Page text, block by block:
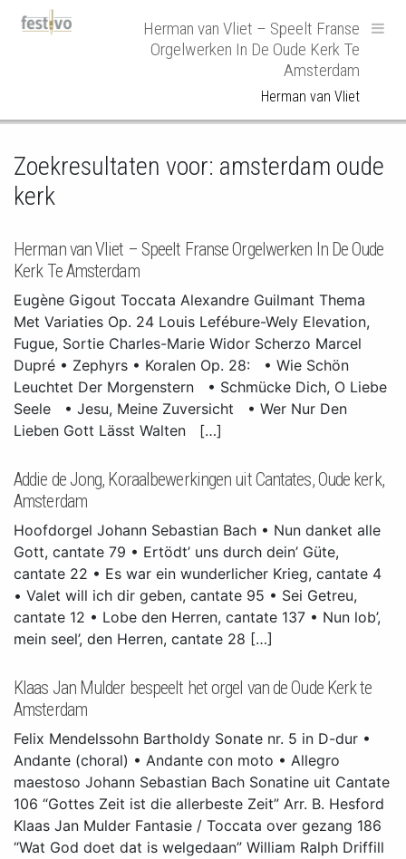
HoofdnavigatieHerman van Vliet – Speelt Franse
Orgelwerken In De Oude Kerk Te
Amsterdam
Herman van Vliet
Zoekresultaten voor: amsterdam oude
kerk
Herman van Vliet – Speelt Franse Orgelwerken In De Oude
Kerk Te Amsterdam
Eugène Gigout Toccata Alexandre Guilmant Thema
Met Variaties Op. 24 Louis Lefébure-Wely Elevation,
Fugue, Sortie Charles-Marie Widor Scherzo Marcel
Dupré • Zephyrs • Koralen Op. 28: • Wie Schön
Leuchtet Der Morgenstern • Schmücke Dich, O Liebe
Seele • Jesu, Meine Zuversicht • Wer Nur Den
Lieben Gott Lässt Walten […]
Addie de Jong, Koraalbewerkingen uit Cantates, Oude kerk,
Amsterdam
Hoofdorgel Johann Sebastian Bach • Nun danket alle
Gott, cantate 79 • Ertödt’ uns durch dein’ Güte,
cantate 22 • Es war ein wunderlicher Krieg, cantate 4
• Valet will ich dir geben, cantate 95 • Sei Getreu,
cantate 12 • Lobe den Herren, cantate 137 • Nun lob’,
mein seel’, den Herren, cantate 28 […]
Klaas Jan Mulder bespeelt het orgel van de Oude Kerk te
Amsterdam
Felix Mendelssohn Bartholdy Sonate nr. 5 in D-dur •
Andante (choral) • Andante con moto • Allegro
maestoso Johann Sebastian Bach Sonatine uit Cantate
106 “Gottes Zeit ist die allerbeste Zeit” Arr. B. Hesford
Klaas Jan Mulder Fantasie / Toccata over gezang 186
“Wat God doet dat is welgedaan” William Ralph Driffill